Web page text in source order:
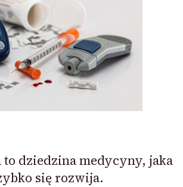
to dziedzina medycyny, jaka
się rozwija.